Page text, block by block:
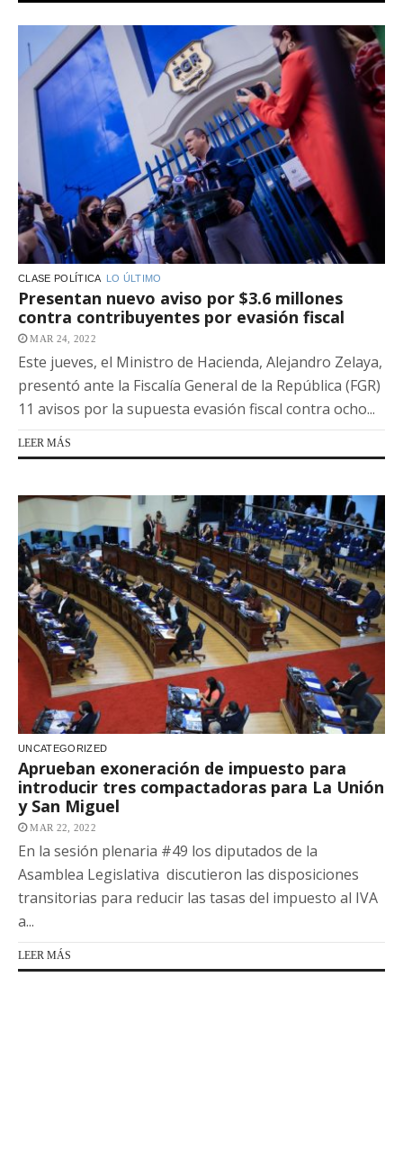
CLASE POLÍTICA LO ÚLTIMO
Presentan nuevo aviso por $3.6 millones
contra contribuyentes por evasión fiscal
MAR 24, 2022
Este jueves, el Ministro de Hacienda, Alejandro Zelaya,
presentó ante la Fiscalía General de la República (FGR)
11 avisos por la supuesta evasión fiscal contra ocho...
LEER MÁS
UNCATEGORIZED
Aprueban exoneración de impuesto para
introducir tres compactadoras para La Unión
y San Miguel
MAR 22, 2022
En la sesión plenaria #49 los diputados de la
Asamblea Legislativa discutieron las disposiciones
transitorias para reducir las tasas del impuesto al IVA
a...
LEER MÁS